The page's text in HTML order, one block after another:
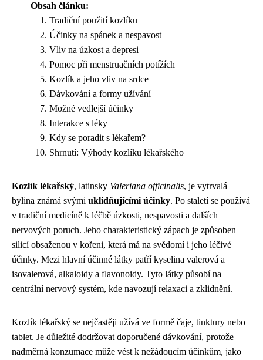
Obsah článku:
Tradiční použití kozlíku
Účinky na spánek a nespavost
Vliv na úzkost a depresi
Pomoc při menstruačních potížích
Kozlík a jeho vliv na srdce
Dávkování a formy užívání
Možné vedlejší účinky
Interakce s léky
Kdy se poradit s lékařem?
Shrnutí: Výhody kozlíku lékařského
Kozlík lékařský, latinsky Valeriana officinalis, je vytrvalá
bylina známá svými uklidňujícími účinky. Po staletí se používá
v tradiční medicíně k léčbě úzkosti, nespavosti a dalších
nervových poruch. Jeho charakteristický zápach je způsoben
silicí obsaženou v kořeni, která má na svědomí i jeho léčivé
účinky. Mezi hlavní účinné látky patří kyselina valerová a
isovalerová, alkaloidy a flavonoidy. Tyto látky působí na
centrální nervový systém, kde navozují relaxaci a zklidnění.
Kozlík lékařský se nejčastěji užívá ve formě čaje, tinktury nebo
tablet. Je důležité dodržovat doporučené dávkování, protože
nadměrná konzumace může vést k nežádoucím účinkům, jako